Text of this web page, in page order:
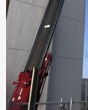
o
o
k